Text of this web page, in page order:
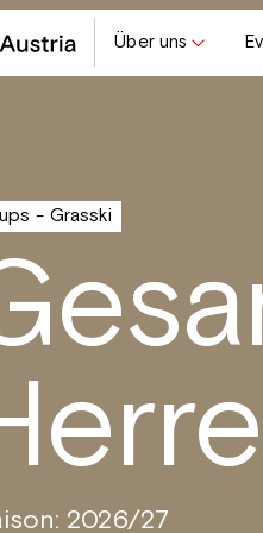
Über uns
Grasski
2026/27